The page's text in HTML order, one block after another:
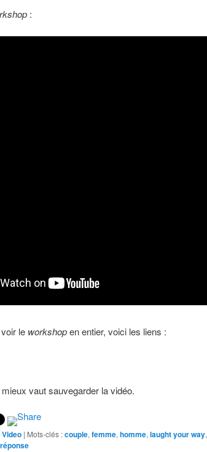
:
le workshopen entier, voici les liens :
vaut sauvegarder la vidéo.
Video | Mots-clés :couple, femme, homme, laught your way,